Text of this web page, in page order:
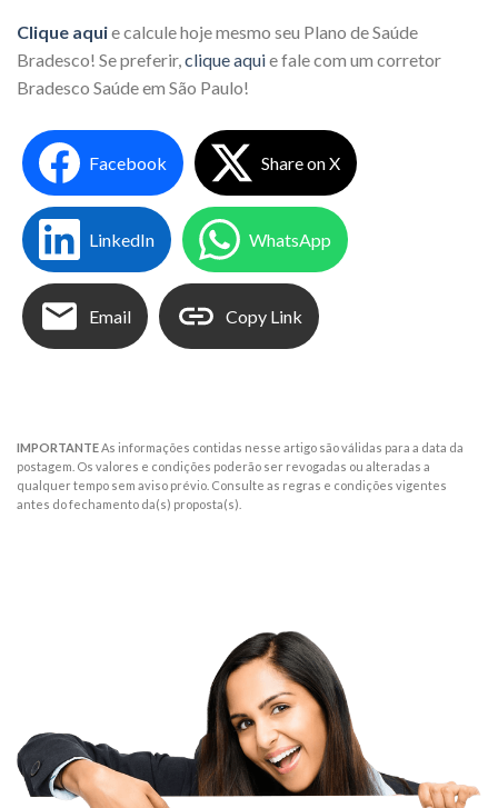
Clique aquie calcule hoje mesmo seu Plano de Saúde
Bradesco! Se preferir,clique aquie fale com um corretor
Bradesco Saúde em São Paulo!
Facebook Share on X
LinkedIn WhatsApp
Email Copy Link
IMPORTANTEAs informações contidas nesse artigo são válidas para a data da
postagem. Os valores e condições poderão ser revogadas ou alteradas a
qualquer tempo sem aviso prévio. Consulte as regras e condições vigentes
antes do fechamento da(s) proposta(s).